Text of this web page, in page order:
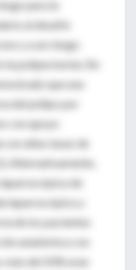
para la
al desafío
y a un riesgo
la polipectomía. Sin
que una
del pólipo por
con apoyo
altas tasas de
Alternativamente,
de
laparoscópica y
de los pacientes
anatómica con
del 50% eran